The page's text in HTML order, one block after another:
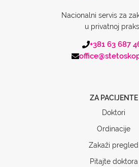
Nacionalni servis za
u privatnoj
+381 63 687
ZA PACIJENTE
Doktori
Ordinacije
Zakaži pregled
Pitajte doktora